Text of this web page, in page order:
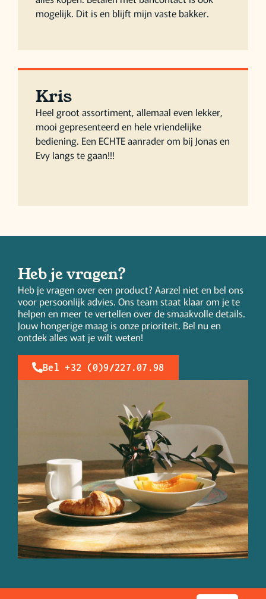
mogelijk. Dit is en blijft mijn vaste bakker.
Kris
Heel groot assortiment, allemaal even lekker,
mooi gepresenteerd en hele vriendelijke
bediening. Een ECHTE aanrader om bij Jonas en
Evy langs te gaan!!!
Heb je vragen?
Heb je vragen over een product? Aarzel niet en bel ons
voor persoonlijk advies. Ons team staat klaar om je te
helpen en meer te vertellen over de smaakvolle details.
Jouw hongerige maag is onze prioriteit. Bel nu en
ontdek alles wat je wilt weten!
Bel +32 (0)9/227.07.98